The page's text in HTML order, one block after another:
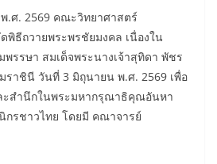
.ศ. 2569 คณะวิทยาศาสตร์
พิธีถวายพระพรชัยมงคล เนื่องใน
รรษา สมเด็จพระนางเจ้าสุทิดา พัชร
าชินี วันที่ 3 มิถุนายน พ.ศ. 2569 เพื่อ
ะสำนึกในพระมหากรุณาธิคุณอันหา
รชาวไทย โดยมี คณาจารย์